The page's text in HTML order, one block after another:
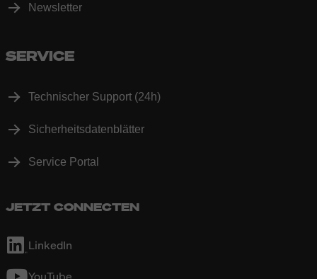
Newsletter
SERVICE
Technischer Support (24h)
Sicherheitsdatenblätter
Service Portal
JETZT CONNECTEN
LinkedIn